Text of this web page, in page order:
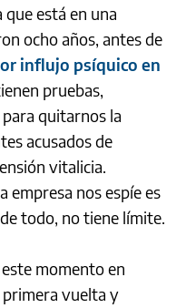
está en una
ocho años, antes de
influjo psíquico en
pruebas,
quitarnos la
acusados de
vitalicia.
empresa nos espíe es
todo, no tiene límite.
momento en
primera vuelta y